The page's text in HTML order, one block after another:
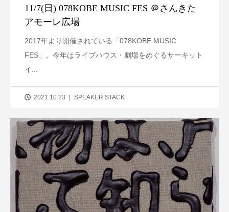
11/7(日) 078KOBE MUSIC FES ＠さんきた
アモーレ広場
2017年より開催されている「078KOBE MUSIC
FES」。今年はライブハウス・劇場をめぐるサーキット
イ...
2021.10.23 SPEAKER STACK